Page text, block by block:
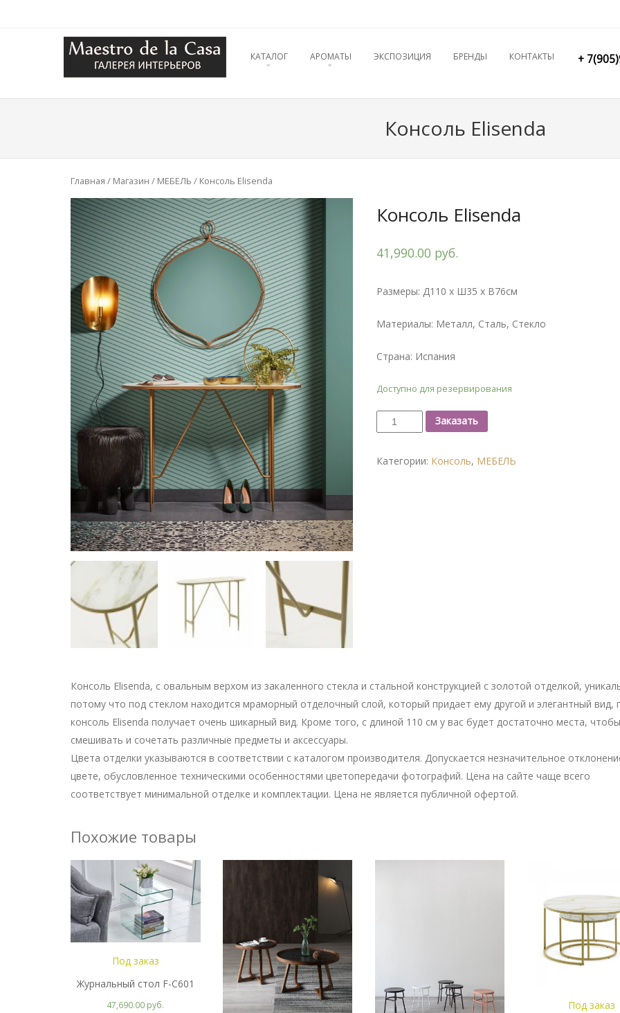
Menu
SKIP TO CONTENT
КАТАЛОГ АРОМАТЫ ЭКСПОЗИЦИЯ БРЕНДЫ КОНТАКТЫ +
Консоль Elisenda
Главная / Магазин / МЕБЕЛЬ / Консоль Elisenda
Консоль Elisenda
41,990.00 руб.
Размеры: Д110 x Ш35 x В76см
Материалы: Металл, Сталь, Стекло
Страна: Испания
Доступно для резервирования
Заказать
Категории: Консоль, МЕБЕЛЬ
Консоль Elisenda, с овальным верхом из закаленного стекла и стальной конструкцией с золотой отделкой,
потому что под стеклом находится мраморный отделочный слой, который придает ему другой и элегантный вид,
консоль Elisenda получает очень шикарный вид. Кроме того, с длиной 110 см у вас будет достаточно места, чтобы
смешивать и сочетать различные предметы и аксессуары.
Цвета отделки указываются в соответствии с каталогом производителя. Допускается незначительное
цвете, обусловленное техническими особенностями цветопередачи фотографий. Цена на сайте чаще всего
соответствует минимальной отделке и комплектации. Цена не является публичной офертой.
Похожие товары
Под заказ
Журнальный стол F-С601
47,690.00 руб.
Под заказ